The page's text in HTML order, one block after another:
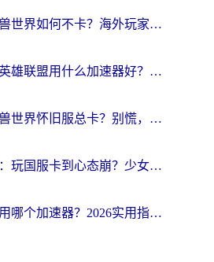
在欧洲打魔兽世界如何不卡？海外玩家的国服游戏加速终极攻略
国外玩国服英雄联盟用什么加速器好？海外党亲测有效的国服游戏加速指南
在非洲玩魔兽世界怀旧服总卡？别慌，这份指南帮你丝滑开荒
海外党必看：玩国服卡到心态崩？少女前线云图计划加速器免费推荐+碧蓝航线足球世界流畅攻略
海外打LOL用哪个加速器？2026实用指南：从延迟到设备适配，一篇解决你的国服游戏痛点